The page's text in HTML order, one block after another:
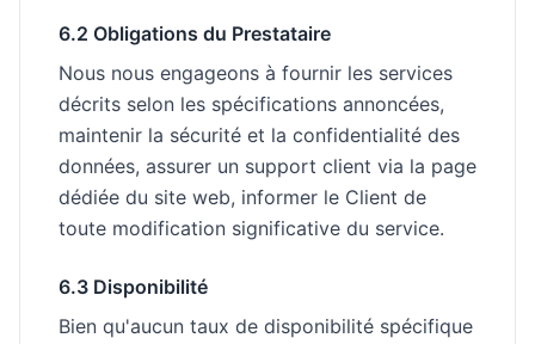
6.2 Obligations du Prestataire
Nous nous engageons à fournir les services
décrits selon les spécifications annoncées,
maintenir la sécurité et la confidentialité des
données, assurer un support client via la page
dédiée du site web, informer le Client de
toute modification significative du service.
6.3 Disponibilité
Bien qu'aucun taux de disponibilité spécifique